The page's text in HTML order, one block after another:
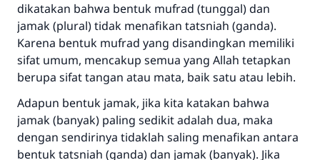
dikatakan bahwa bentuk mufrad (tunggal) dan
jamak (plural) tidak menafikan tatsniah (ganda).
Karena bentuk mufrad yang disandingkan memiliki
sifat umum, mencakup semua yang Allah tetapkan
berupa sifat tangan atau mata, baik satu atau lebih.
Adapun bentuk jamak, jika kita katakan bahwa
jamak (banyak) paling sedikit adalah dua, maka
dengan sendirinya tidaklah saling menafikan antara
bentuk tatsniah (ganda) dan jamak (banyak). Jika